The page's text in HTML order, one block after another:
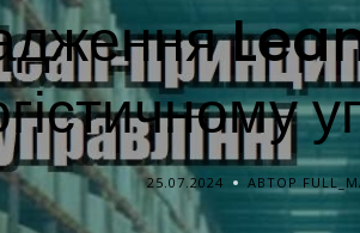
25.07.2024 АВТОР